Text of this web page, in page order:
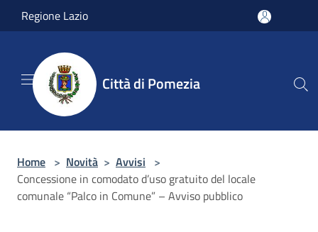
Salta al contenuto principale
Regione Lazio
Città di Pomezia
Home > Novità > Avvisi >
Concessione in comodato d’uso gratuito del locale
comunale “Palco in Comune” – Avviso pubblico